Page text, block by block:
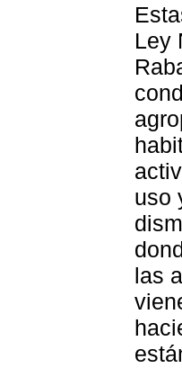
Ley
uso
las